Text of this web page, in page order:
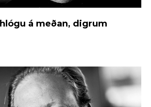
á meðan, digrum